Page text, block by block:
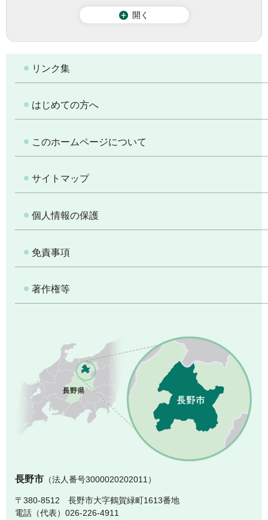
開く
リンク集
はじめての方へ
このホームページについて
サイトマップ
個人情報の保護
免責事項
著作権等
長野市 （法人番号3000020202011）
〒380-8512 長野市大字鶴賀緑町1613番地
電話（代表）026-226-4911